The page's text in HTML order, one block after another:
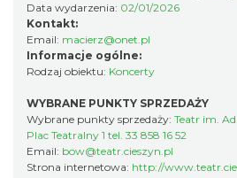
Cieszyn
0.21 km
Data wydarzenia: 02/01/2026
Kontakt:
Email: macierz@onet.pl
Informacje ogólne:
Rodzaj obiektu: Koncerty
WYBRANE PUNKTY SPRZEDAŻY
Wybrane punkty sprzedaży: Teatr im.
Plac Teatralny 1 tel. 33 858 16 52
Email: bow@teatr.cieszyn.pl
Strona internetowa: http://